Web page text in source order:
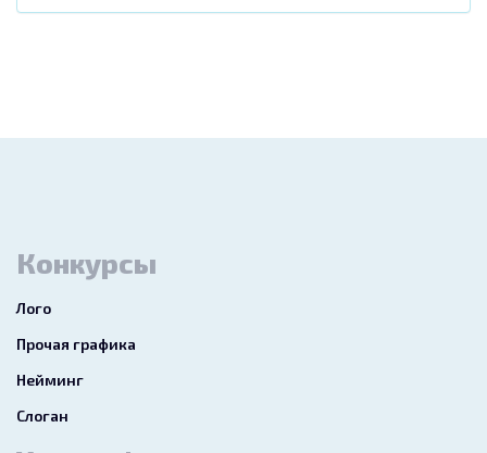
Конкурсы
Лого
Прочая графика
Нейминг
Слоган